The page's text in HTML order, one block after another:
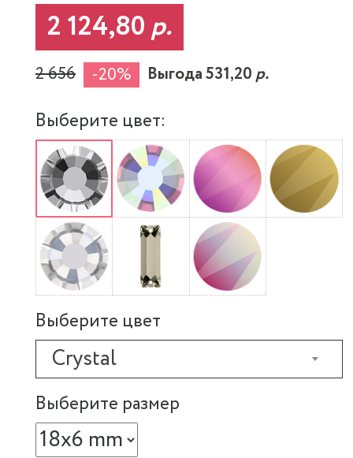
2 124,80р.
2 656 -20% Выгода 531,20р.
Выберите цвет:
Выберите цвет
Crystal
Выберите размер